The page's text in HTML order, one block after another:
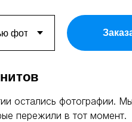
остались фотографии.
пережили в тот момент.